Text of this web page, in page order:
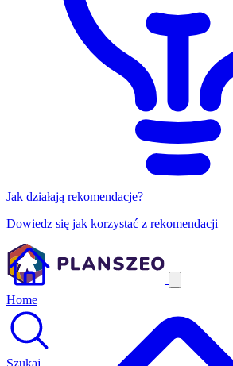
Jak działają rekomendacje?
Dowiedz się jak korzystać z rekomendacji
Home
Szukaj